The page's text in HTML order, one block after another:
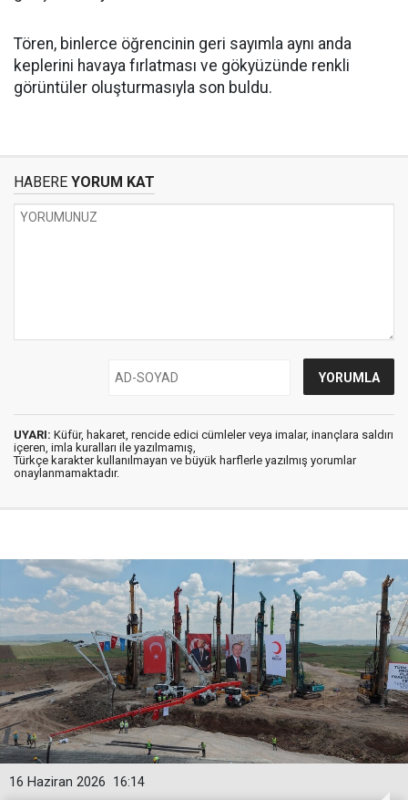
Tören, binlerce öğrencinin geri sayımla aynı anda
keplerini havaya fırlatması ve gökyüzünde renkli
görüntüler oluşturmasıyla son buldu.
HABERE YORUM KAT
UYARI: Küfür, hakaret, rencide edici cümleler veya imalar, inançlara saldırı
içeren, imla kuralları ile yazılmamış,
Türkçe karakter kullanılmayan ve büyük harflerle yazılmış yorumlar
onaylanmamaktadır.
16:14
16 Haziran 2026